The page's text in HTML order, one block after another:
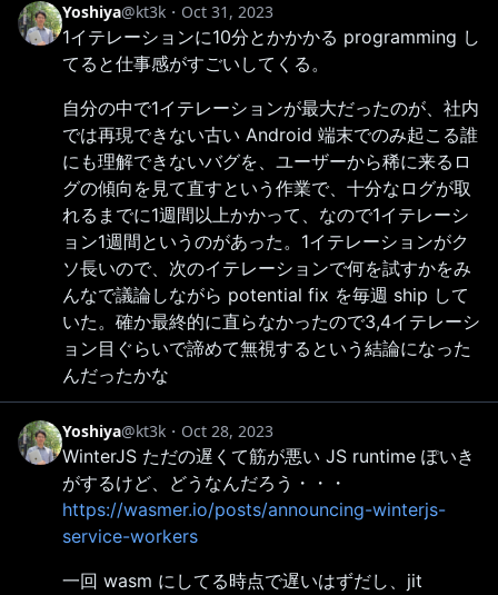
Yoshiya@kt3k ・ Oct 31, 2023
1イテレーションに10分とかかかる programming し
てると仕事感がすごいしてくる。
自分の中で1イテレーションが最大だったのが、社内
では再現できない古い Android 端末でのみ起こる誰
にも理解できないバグを、ユーザーから稀に来るロ
グの傾向を見て直すという作業で、十分なログが取
れるまでに1週間以上かかって、なので1イテレーシ
ョン1週間というのがあった。1イテレーションがク
ソ長いので、次のイテレーションで何を試すかをみ
んなで議論しながら potential fix を毎週 ship して
いた。確か最終的に直らなかったので3,4イテレーシ
ョン目ぐらいで諦めて無視するという結論になった
んだったかな
Yoshiya@kt3k ・ Oct 28, 2023
WinterJS ただの遅くて筋が悪い JS runtime ぽいき
がするけど、どうなんだろう・・・
https://wasmer.io/posts/announcing-winterjs-
service-workers
一回 wasm にしてる時点で遅いはずだし、jit